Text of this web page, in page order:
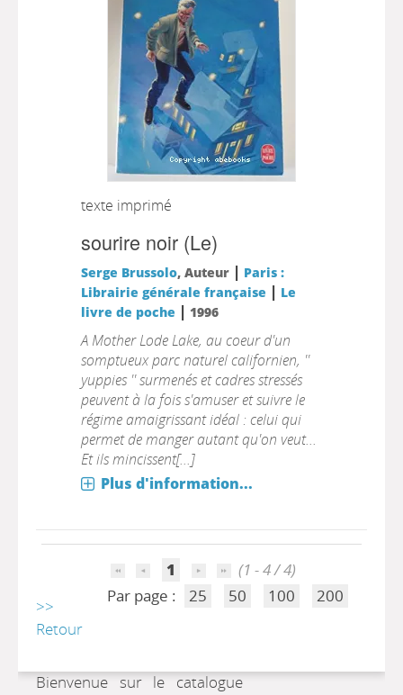
texte imprimé
sourire noir (Le)
Serge Brussolo, Auteur | Paris :
Librairie générale française | Le
livre de poche | 1996
A Mother Lode Lake, au coeur d'un
somptueux parc naturel californien, ''
yuppies '' surmenés et cadres stressés
peuvent à la fois s'amuser et suivre le
régime amaigrissant idéal : celui qui
permet de manger autant qu'on veut...
Et ils mincissent[...]
Plus d'information...
1
(1 - 4 / 4)
Par page :
25 50 100 200
>>
Retour
Bienvenue sur le catalogue